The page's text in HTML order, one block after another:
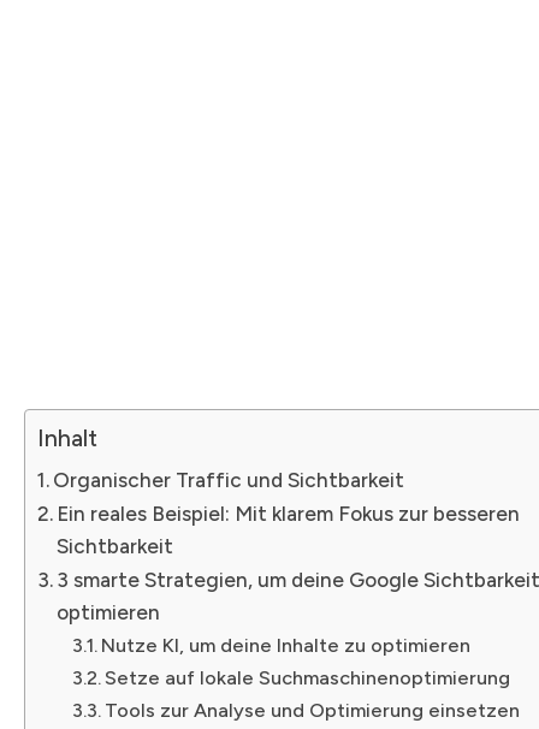
Inhalt
Organischer Traffic und Sichtbarkeit
Ein reales Beispiel: Mit klarem Fokus zur besseren
Sichtbarkeit
3 smarte Strategien, um deine Google
optimieren
Nutze KI, um deine Inhalte zu optimieren
Setze auf lokale Suchmaschinenoptimierung
Tools zur Analyse und Optimierung einsetzen